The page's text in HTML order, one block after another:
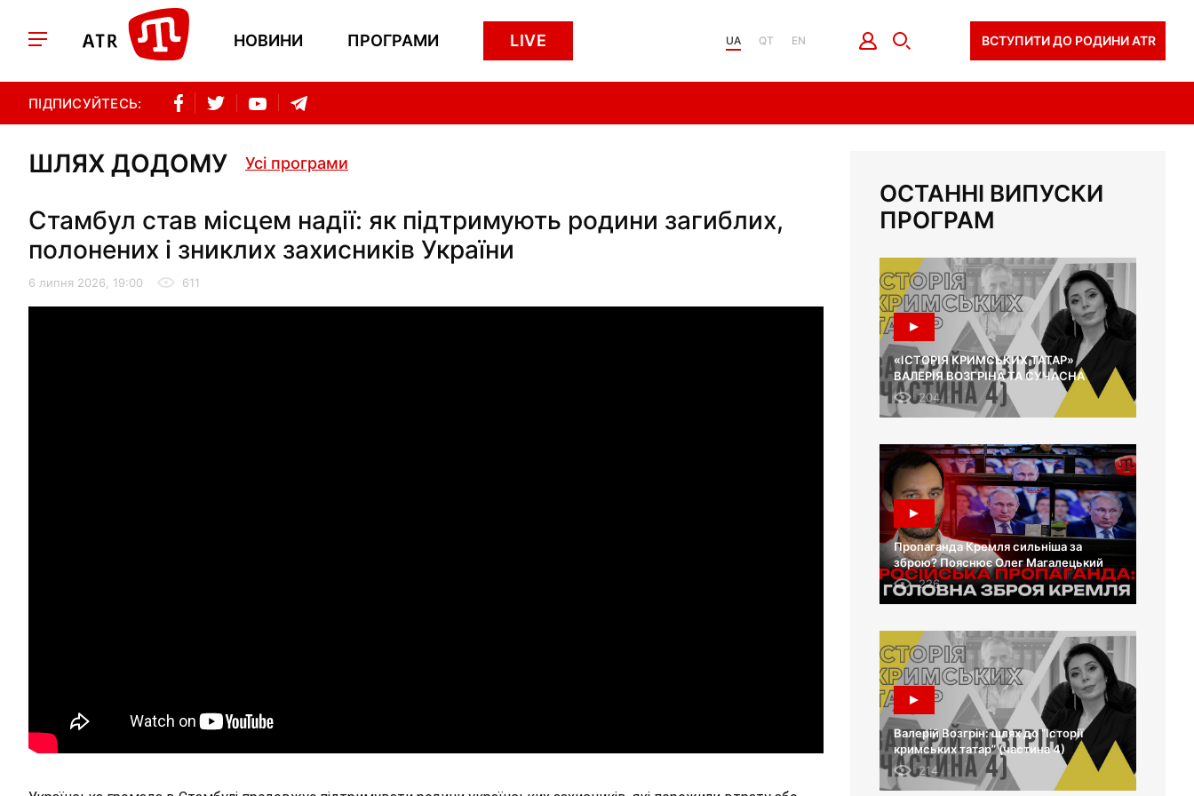
НОВИНИ ПРОГРАМИ LIVE UA QT EN ВСТУПИТИ ДО РОДИНИ ATR
ПІДПИСУЙТЕСЬ:
ШЛЯХ ДОДОМУ Усі програми
Стамбул став місцем надії: як підтримують родини загиблих,
полонених і зниклих захисників України
6 липня 2026, 19:00 611
ОСТАННІ ВИПУСКИ
ПРОГРАМ
«ІСТОРІЯ КРИМСЬКИХ ТАТАР»
ВАЛЕРІЯ ВОЗГРІНА ТА СУЧАСНА
ОСВІТА
204
Пропаганда Кремля сильніша за
зброю? Пояснює Олег Магалецький
226
Валерій Возгрін: шлях до “Історії
кримських татар” (частина 4)
214